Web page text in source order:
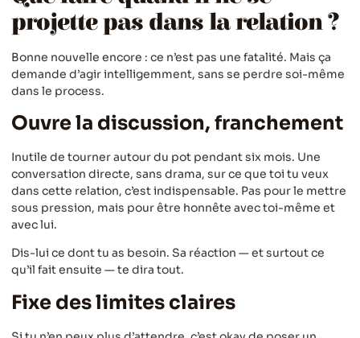
projette pas dans la relation ?
Bonne nouvelle encore : ce n’est pas une fatalité. Mais ça
demande d’agir intelligemment, sans se perdre soi-même
dans le process.
Ouvre la discussion, franchement
Inutile de tourner autour du pot pendant six mois. Une
conversation directe, sans drama, sur ce que toi tu veux
dans cette relation, c’est indispensable. Pas pour le mettre
sous pression, mais pour être honnête avec toi-même et
avec lui.
Dis-lui ce dont tu as besoin. Sa réaction — et surtout ce
qu’il fait ensuite — te dira tout.
Fixe des limites claires